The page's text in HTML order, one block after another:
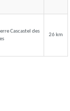
Cascastel des
26 km